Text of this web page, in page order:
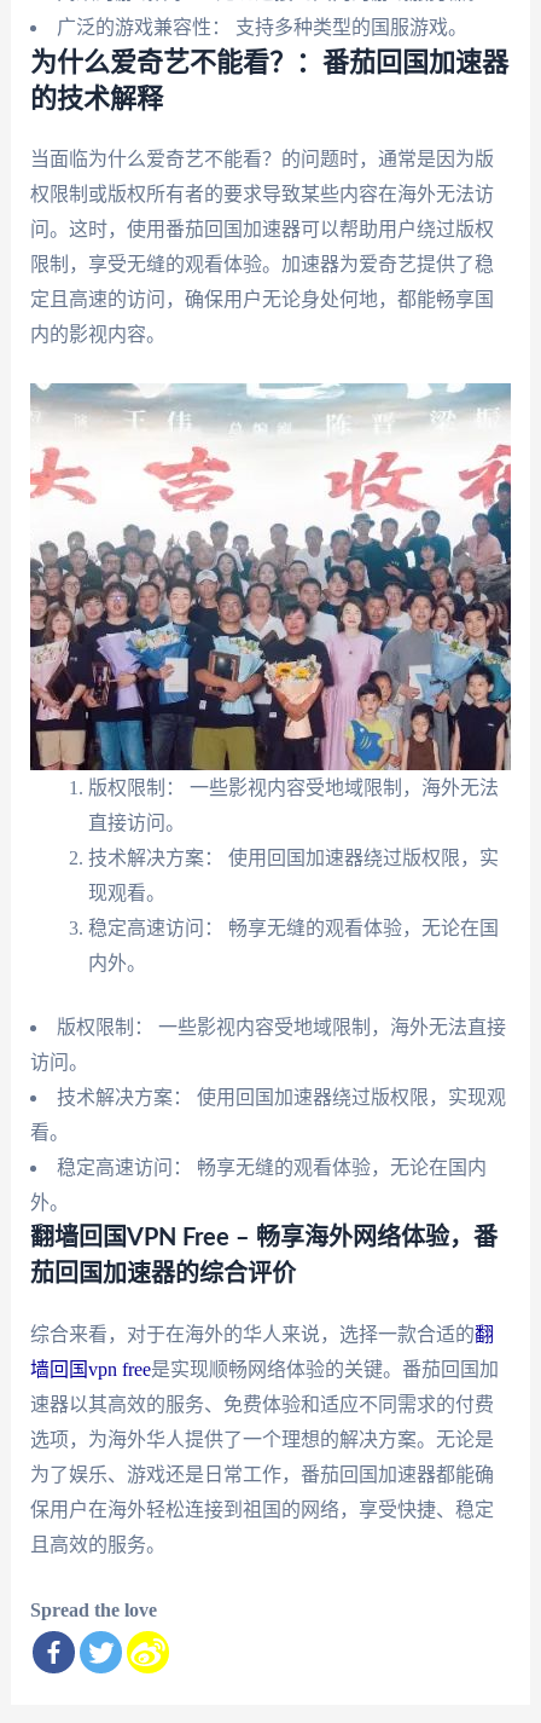
广泛的游戏兼容性： 支持多种类型的国服游戏。
为什么爱奇艺不能看？：番茄回国加速器
的技术解释
当面临为什么爱奇艺不能看？的问题时，通常是因为版
权限制或版权所有者的要求导致某些内容在海外无法访
问。这时，使用番茄回国加速器可以帮助用户绕过版权
限制，享受无缝的观看体验。加速器为爱奇艺提供了稳
定且高速的访问，确保用户无论身处何地，都能畅享国
内的影视内容。
版权限制： 一些影视内容受地域限制，海外无法
直接访问。
技术解决方案： 使用回国加速器绕过版权限，实
现观看。
稳定高速访问： 畅享无缝的观看体验，无论在国
内外。
版权限制： 一些影视内容受地域限制，海外无法直接
访问。
技术解决方案： 使用回国加速器绕过版权限，实现观
看。
稳定高速访问： 畅享无缝的观看体验，无论在国内
外。
翻墙回国VPN Free – 畅享海外网络体验，番
茄回国加速器的综合评价
综合来看，对于在海外的华人来说，选择一款合适的翻
墙回国vpn free是实现顺畅网络体验的关键。番茄回国加
速器以其高效的服务、免费体验和适应不同需求的付费
选项，为海外华人提供了一个理想的解决方案。无论是
为了娱乐、游戏还是日常工作，番茄回国加速器都能确
保用户在海外轻松连接到祖国的网络，享受快捷、稳定
且高效的服务。
Spread the love